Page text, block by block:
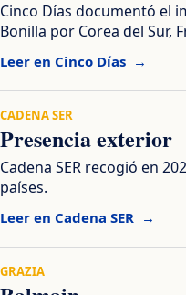
Cinco Días documentó el
Bonilla por Corea del Sur,
Leer en Cinco Días
CADENA SER
Presencia exterior
Cadena SER recogió en
países.
Leer en Cadena SER
GRAZIA